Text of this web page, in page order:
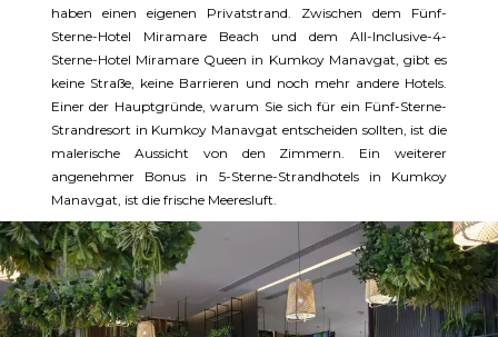
haben einen eigenen Privatstrand. Zwischen dem Fünf-
Sterne-Hotel Miramare Beach und dem All-Inclusive-4-
Sterne-Hotel Miramare Queen in Kumkoy Manavgat, gibt es
keine Straße, keine Barrieren und noch mehr andere Hotels.
Einer der Hauptgründe, warum Sie sich für ein Fünf-Sterne-
Strandresort in Kumkoy Manavgat entscheiden sollten, ist die
malerische Aussicht von den Zimmern. Ein weiterer
angenehmer Bonus in 5-Sterne-Strandhotels in Kumkoy
Manavgat, ist die frische Meeresluft.